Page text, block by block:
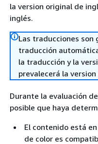
la version original de
inglés.
Las traducciones son
traducción
la traducción y la
prevalecerá la
Durante la evaluación
posible que haya
El contenido está
de color es